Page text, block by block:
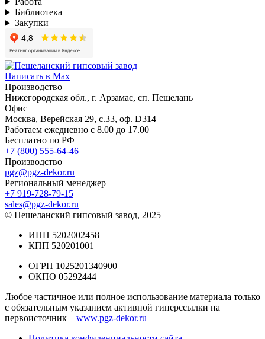
Библиотека
Закупки
Написать в Max
Производство
Нижегородская обл., г. Арзамас, сп. Пешелань
Офис
Москва, Верейская 29, с.33, оф. D314
Работаем ежедневно с 8.00 до 17.00
Бесплатно по РФ
+7 (800) 555-64-46
Производство
pgz@pgz-dekor.ru
Региональный менеджер
+7 919-728-79-15
sales@pgz-dekor.ru
© Пешеланский гипсовый завод, 2025
ИНН 5202002458
КПП 520201001
ОГРН 1025201340900
ОКПО 05292444
Любое частичное или полное использование материала только
с обязательным указанием активной гиперссылки на
первоисточник – www.pgz-dekor.ru